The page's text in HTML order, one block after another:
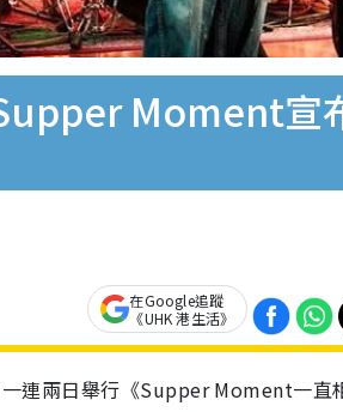
Moment宣
在Google追蹤
《UHK 港生活》
連兩日舉行《Supper Moment一直